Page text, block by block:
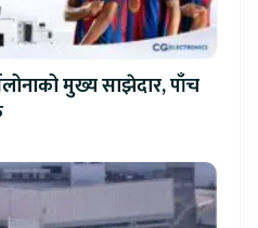
मुख्य साझेदार, पाँच